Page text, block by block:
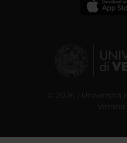
© 2026 | Università
Verona